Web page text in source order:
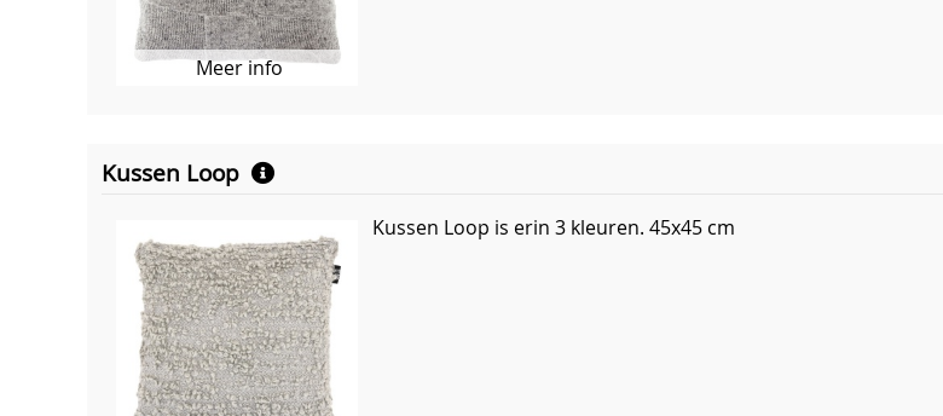
Meer info
Kussen Loop
Kussen Loop is erin 3 kleuren. 45x45 cm